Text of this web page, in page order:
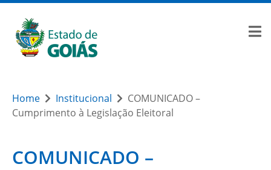
Home Institucional
COMUNICADO –
Cumprimento à Legislação Eleitoral
COMUNICADO –